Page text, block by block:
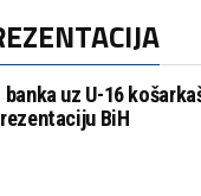
banka uz U-16
BiH